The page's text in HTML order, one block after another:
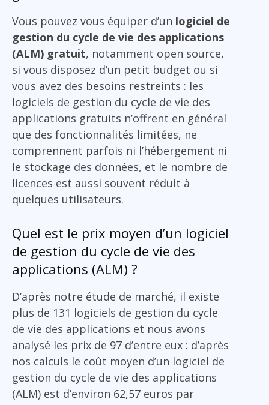
Vous pouvez vous équiper d’un logiciel de
gestion du cycle de vie des applications
(ALM) gratuit, notamment open source,
si vous disposez d’un petit budget ou si
vous avez des besoins restreints : les
logiciels de gestion du cycle de vie des
applications gratuits n’offrent en général
que des fonctionnalités limitées, ne
comprennent parfois ni l’hébergement ni
le stockage des données, et le nombre de
licences est aussi souvent réduit à
quelques utilisateurs.
Quel est le prix moyen d’un logiciel
de gestion du cycle de vie des
applications (ALM) ?
D’après notre étude de marché, il existe
plus de 131 logiciels de gestion du cycle
de vie des applications et nous avons
analysé les prix de 97 d’entre eux : d’après
nos calculs le coût moyen d’un logiciel de
gestion du cycle de vie des applications
(ALM) est d’environ 62,57 euros par